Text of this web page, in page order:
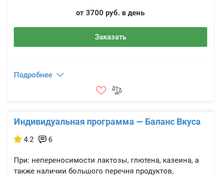
от 3700 руб. в день
Заказать
Подробнее
Индивидуальная программа — Баланс Вкуса
4.2 6
При: непереносимости лактозы, глютена, казеина, а
также наличии большого перечня продуктов,